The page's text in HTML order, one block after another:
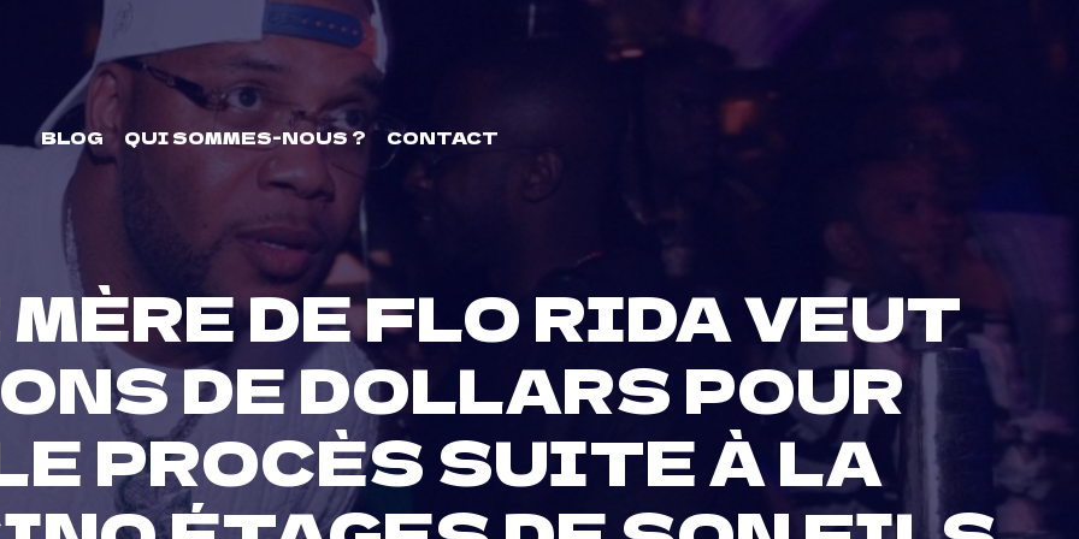
BLOG QUI SOMMES-NOUS ? CONTACT
DE FLO RIDA VEUT
DE DOLLARS POUR
PROCÈS SUITE À LA